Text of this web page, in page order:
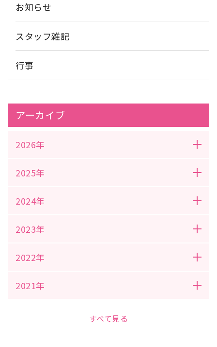
お知らせ
スタッフ雑記
行事
アーカイブ
2026年
2025年
2024年
2023年
2022年
2021年
すべて見る